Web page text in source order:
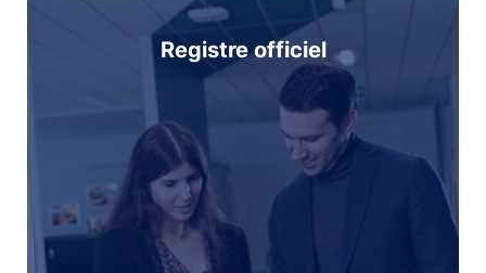
Registre officiel